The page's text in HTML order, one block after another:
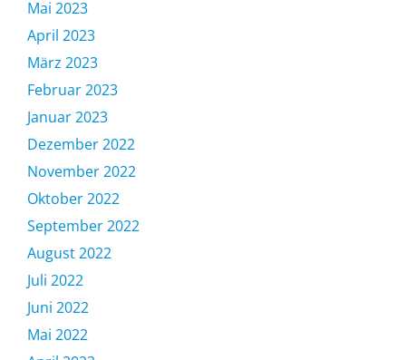
Mai 2023
April 2023
März 2023
Februar 2023
Januar 2023
Dezember 2022
November 2022
Oktober 2022
September 2022
August 2022
Juli 2022
Juni 2022
Mai 2022